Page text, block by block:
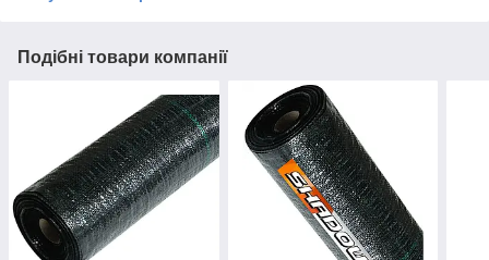
Подібні товари компанії